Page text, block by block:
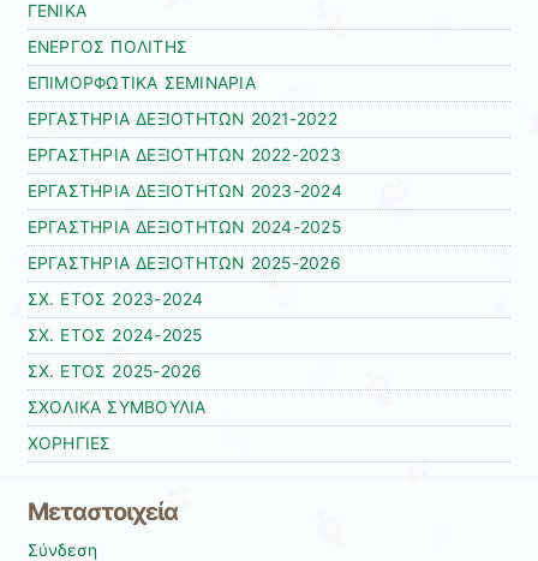
ΓΕΝΙΚΑ
ΕΝΕΡΓΟΣ ΠΟΛΙΤΗΣ
ΕΠΙΜΟΡΦΩΤΙΚΑ ΣΕΜΙΝΑΡΙΑ
ΕΡΓΑΣΤΗΡΙΑ ΔΕΞΙΟΤΗΤΩΝ 2021-2022
ΕΡΓΑΣΤΗΡΙΑ ΔΕΞΙΟΤΗΤΩΝ 2022-2023
ΕΡΓΑΣΤΗΡΙΑ ΔΕΞΙΟΤΗΤΩΝ 2023-2024
ΕΡΓΑΣΤΗΡΙΑ ΔΕΞΙΟΤΗΤΩΝ 2024-2025
ΕΡΓΑΣΤΗΡΙΑ ΔΕΞΙΟΤΗΤΩΝ 2025-2026
ΣΧ. ΕΤΟΣ 2023-2024
ΣΧ. ΕΤΟΣ 2024-2025
ΣΧ. ΕΤΟΣ 2025-2026
ΣΧΟΛΙΚΑ ΣΥΜΒΟΥΛΙΑ
ΧΟΡΗΓΙΕΣ
Μεταστοιχεία
Σύνδεση